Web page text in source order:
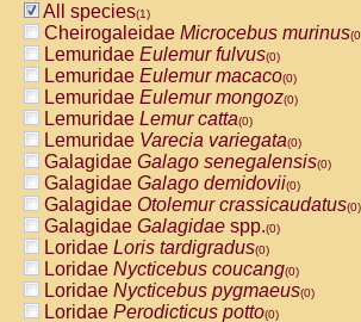
All species(1)
Cheirogaleidae Microcebus murinus
Lemuridae Eulemur fulvus(0)
Lemuridae Eulemur macaco(0)
Lemuridae Eulemur mongoz(0)
Lemuridae Lemur catta(0)
Lemuridae Varecia variegata(0)
Galagidae Galago senegalensis(0)
Galagidae Galago demidovii(0)
Galagidae Otolemur crassicaudatus(0)
Galagidae Galagidae spp.(0)
Loridae Loris tardigradus(0)
Loridae Nycticebus coucang(0)
Loridae Nycticebus pygmaeus(0)
Loridae Perodicticus potto(0)